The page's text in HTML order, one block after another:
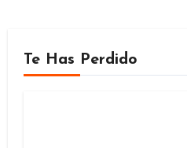
Te Has Perdido